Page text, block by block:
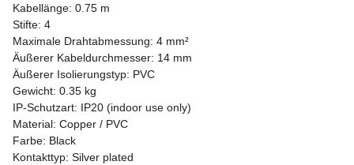
Kabellänge: 0.75 m
Stifte: 4
Maximale Drahtabmessung: 4 mm²
Äußerer Kabeldurchmesser: 14 mm
Äußerer Isolierungstyp: PVC
Gewicht: 0.35 kg
IP-Schutzart: IP20 (indoor use only)
Material: Copper / PVC
Farbe: Black
Kontakttyp: Silver plated